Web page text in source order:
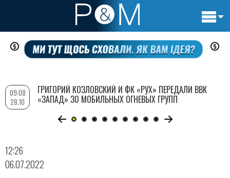
Перейти
содержанию
12:26
06.07.2022
09:08
28.10
ГРИГОРИЙ КОЗЛОВСКИЙ И ФК «РУХ» ПЕРЕДАЛИ ВВК
«ЗАПАД» 30 МОБИЛЬНЫХ ОГНЕВЫХ ГРУПП